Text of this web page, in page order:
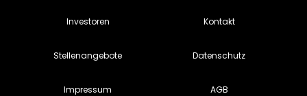
Investoren Kontakt
Stellenangebote Datenschutz
Impressum AGB